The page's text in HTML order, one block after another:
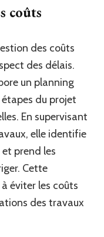
coûts
des coûts
des délais.
un planning
du projet
En supervisant
elle identifie
prend les
Cette
éviter les coûts
des travaux